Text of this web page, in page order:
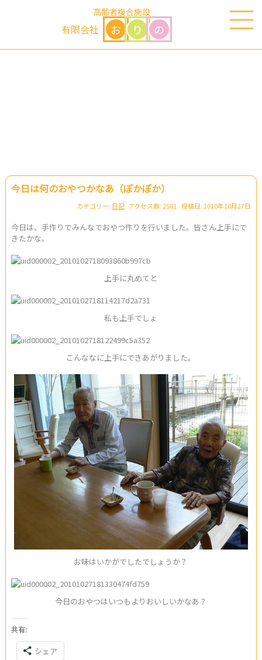
高齢者複合施設
有限会社 お り の
今日は何のおやつかなあ（ぽかぽか）
カテゴリー: 日記 アクセス数: 2581 投稿日: 2010年10月27日
今日は、手作りでみんなでおやつ作りを行いました。皆さん上手にで
きたかな。
上手に丸めてと
私も上手でしょ
こんななに上手にできあがりました。
お味はいかがでしたでしょうか？
今日のおやつはいつもよりおいしいかなあ？
共有:
シェア